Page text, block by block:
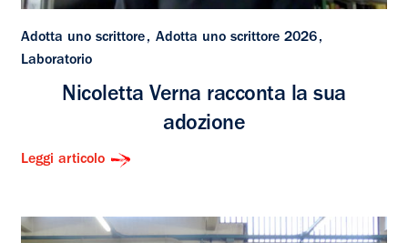
Adotta uno scrittore
Adotta uno scrittore 2026
Laboratorio
Nicoletta Verna racconta la sua
adozione
Leggi articolo